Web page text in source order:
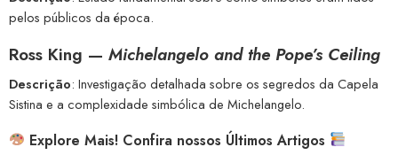
pelos públicos da época.
Ross King — Michelangelo and the Pope’s Ceiling
Descrição: Investigação detalhada sobre os segredos da Capela
Sistina e a complexidade simbólica de Michelangelo.
Explore Mais! Confira nossos Últimos Artigos